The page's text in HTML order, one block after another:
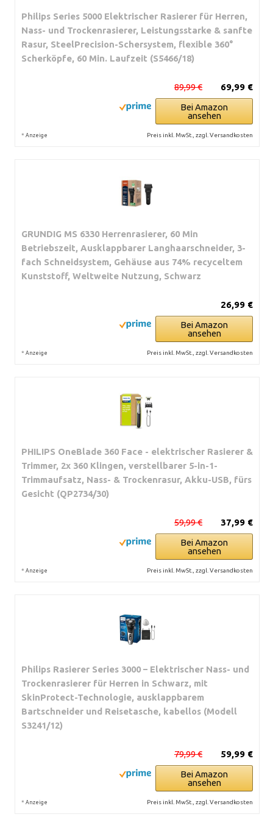
Philips Series 5000 Elektrischer Rasierer für Herren,
Nass- und Trockenrasierer, Leistungsstarke & sanfte
Rasur, SteelPrecision-Schersystem, flexible 360°
Scherköpfe, 60 Min. Laufzeit (S5466/18)
69,99 €
89,99 €
Bei Amazon
ansehen
* Anzeige Preis inkl. MwSt., zzgl. Versandkosten
GRUNDIG MS 6330 Herrenrasierer, 60 Min
Betriebszeit, Ausklappbarer Langhaarschneider, 3-
fach Schneidsystem, Gehäuse aus 74% recyceltem
Kunststoff, Weltweite Nutzung, Schwarz
26,99 €
Bei Amazon
ansehen
* Anzeige Preis inkl. MwSt., zzgl. Versandkosten
PHILIPS OneBlade 360 Face - elektrischer Rasierer &
Trimmer, 2x 360 Klingen, verstellbarer 5-in-1-
Trimmaufsatz, Nass- & Trockenrasur, Akku-USB, fürs
Gesicht (QP2734/30)
37,99 €
59,99 €
Bei Amazon
ansehen
* Anzeige Preis inkl. MwSt., zzgl. Versandkosten
Philips Rasierer Series 3000 – Elektrischer Nass- und
Trockenrasierer für Herren in Schwarz, mit
SkinProtect-Technologie, ausklappbarem
Bartschneider und Reisetasche, kabellos (Modell
S3241/12)
59,99 €
79,99 €
Bei Amazon
ansehen
* Anzeige Preis inkl. MwSt., zzgl. Versandkosten